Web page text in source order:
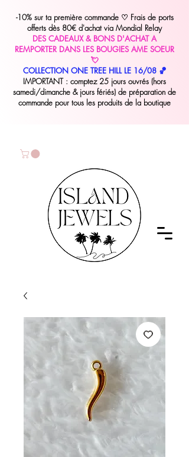
-10% sur ta première commande ♡ Frais de ports
offerts dès 80€ d'achat via Mondial Relay
DES CADEAUX & BONS D'ACHAT A
REMPORTER DANS LES BOUGIES AME SOEUR
💘
COLLECTION ONE TREE HILL LE 16/08 🏀
IMPORTANT : comptez 25 jours ouvrés (hors
samedi/dimanche & jours fériés) de préparation de
commande pour tous les produits de la boutique